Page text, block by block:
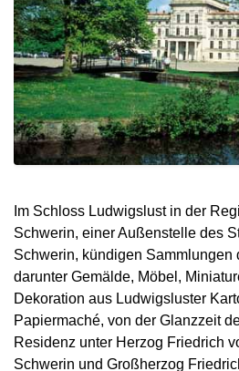
Im Schloss Ludwigslust in der
Schwerin, einer Außenstelle des
Schwerin, kündigen Sammlungen
darunter Gemälde, Möbel,
Dekoration aus Ludwigsluster
Papiermaché, von der Glanzzeit
Residenz unter Herzog Friedrich
Schwerin und Großherzog